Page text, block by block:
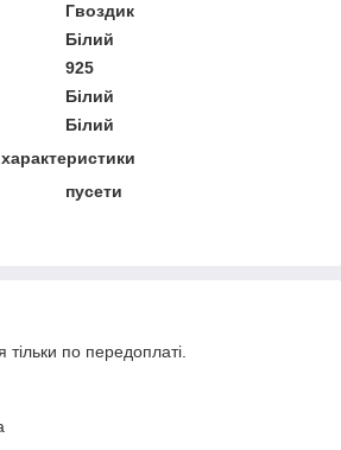
Гвоздик
Білий
925
Білий
Білий
пусети
тільки по передоплаті.